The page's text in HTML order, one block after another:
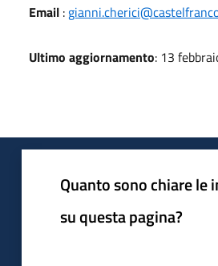
Email :
Ultimo aggiornamento: 13
Quanto sono chiare le
su questa pagina?